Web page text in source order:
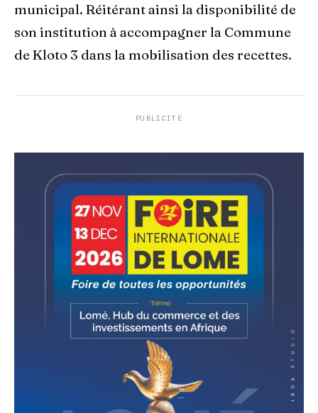
municipal. Réitérant ainsi la disponibilité de
son institution à accompagner la Commune
de Kloto 3 dans la mobilisation des recettes.
PUBLICITÉ